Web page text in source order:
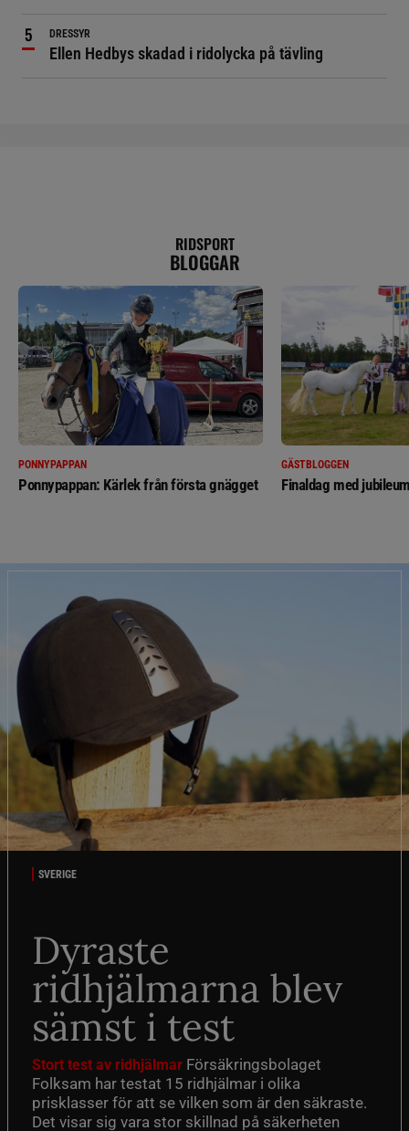
DRESSYR
Ellen Hedbys skadad i ridolycka på tävling
RIDSPORT
BLOGGAR
PONNYPAPPAN
Ponnypappan: Kärlek från första gnägget
GÄSTBLOGGEN
Finaldag med
SVERIGE
Dyraste
ridhjälmarna blev
sämst i test
Stort test av ridhjälmar Försäkringsbolaget
Folksam har testat 15 ridhjälmar i olika
prisklasser för att se vilken som är den säkraste.
Det visar sig vara stor skillnad på säkerheten